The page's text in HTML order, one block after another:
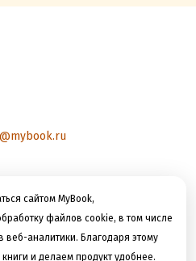
сайтом MyBook,
файлов cookie, в том числе
аналитики. Благодаря этому
и делаем продукт удобнее.